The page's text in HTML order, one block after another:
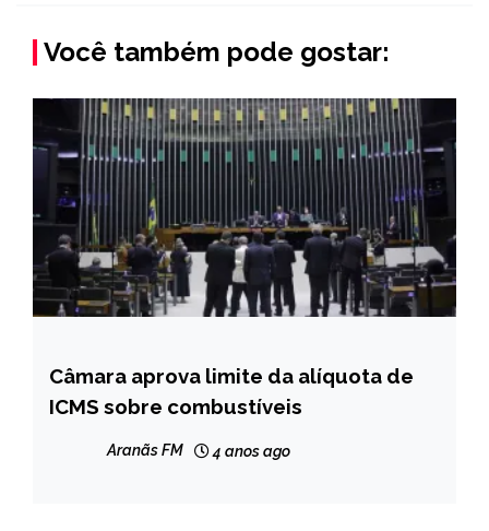
Você também pode gostar:
BRASIL
NOTÍCIAS
Câmara aprova limite da alíquota de
ICMS sobre combustíveis
Aranãs FM 4 anos ago